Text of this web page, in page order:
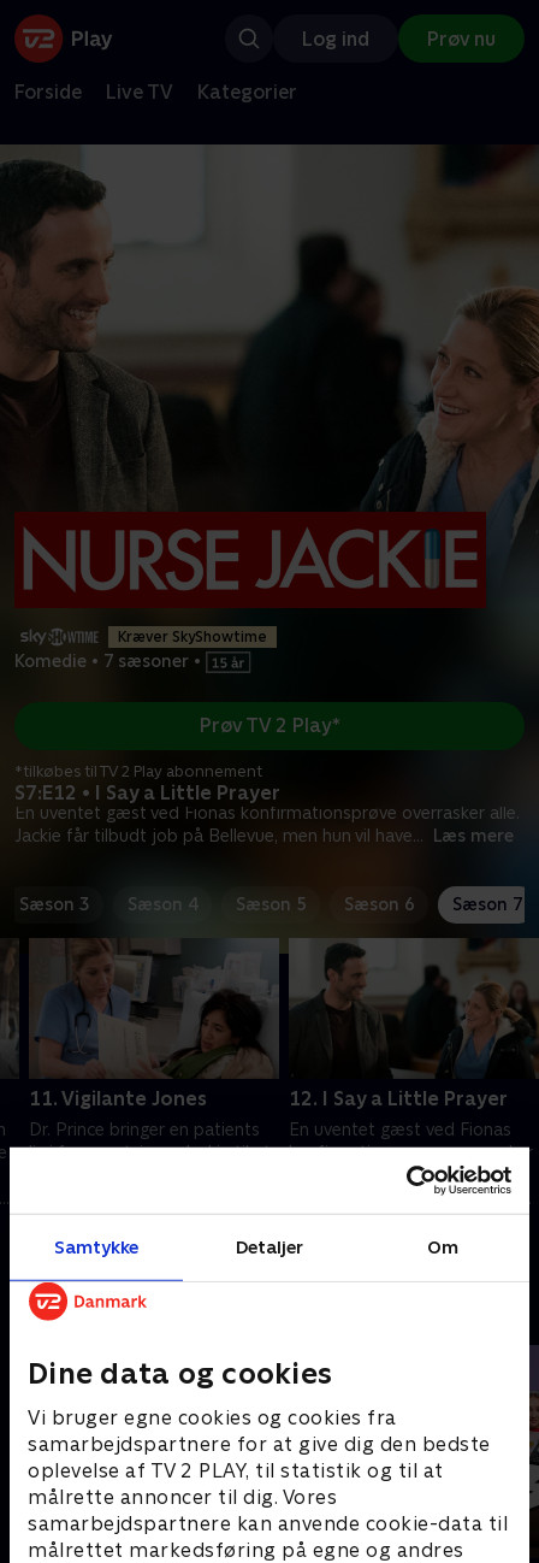
Samtykke Detaljer Om
Dine data og cookies
Vi bruger egne cookies og cookies fra
samarbejdspartnere for at give dig den bedste
oplevelse af TV 2 PLAY, til statistik og til at
målrette annoncer til dig. Vores
samarbejdspartnere kan anvende cookie-data til
målrettet markedsføring på egne og andres
Log ind Prøv nu
Forside Live TV Kategorier
Kræver SkyShowtime
Komedie • 7 sæsoner •
S7:E12 • I Say a Little Prayer
En uventet gæst ved Fionas konfirmationsprøve overrasker alle.
Jackie får tilbudt job på Bellevue, men hun vil have... Læs mere
Prøv TV 2 Play*
*tilkøbes til TV 2 Play abonnement
Sæson 3 Sæson 4 Sæson 5 Sæson 6 Sæson 7
11. Vigilante Jones
Dr. Prince bringer en patients
liv i fare, og tvinger Jackie til at
betydning for Jackie.
12. I Say a Little Prayer
En uventet gæst ved Fionas
konfirmationsprøve overrasker
alle. Jackie får tilbudt job på
Bellevue, men hun vil have Zoey
med.
Andre så også